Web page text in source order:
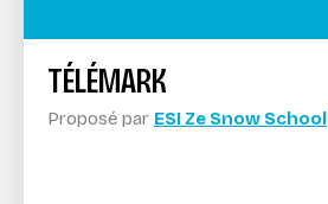
TÉLÉMARK
Proposé par ESI Ze Snow School